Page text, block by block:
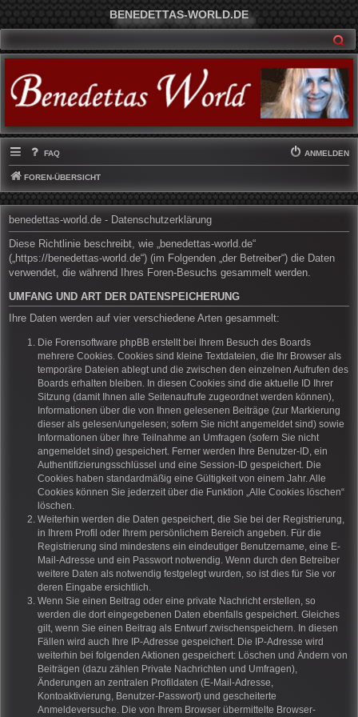
BENEDETTAS-WORLD.DE
FAQ ANMELDEN
FOREN-ÜBERSICHT
benedettas-world.de - Datenschutzerklärung
Diese Richtlinie beschreibt, wie „benedettas-world.de“
(„https://benedettas-world.de“) (im Folgenden „der Betreiber“) die Daten
verwendet, die während Ihres Foren-Besuchs gesammelt werden.
UMFANG UND ART DER DATENSPEICHERUNG
Ihre Daten werden auf vier verschiedene Arten gesammelt:
Die Forensoftware phpBB erstellt bei Ihrem Besuch des Boards
mehrere Cookies. Cookies sind kleine Textdateien, die Ihr Browser als
temporäre Dateien ablegt und die zwischen den einzelnen Aufrufen des
Boards erhalten bleiben. In diesen Cookies sind die aktuelle ID Ihrer
Sitzung (damit Ihnen alle Seitenaufrufe zugeordnet werden können),
Informationen über die von Ihnen gelesenen Beiträge (zur Markierung
dieser als gelesen/ungelesen; sofern Sie nicht angemeldet sind) sowie
Informationen über Ihre Teilnahme an Umfragen (sofern Sie nicht
angemeldet sind) gespeichert. Ferner werden Ihre Benutzer-ID, ein
Authentifizierungsschlüssel und eine Session-ID gespeichert. Die
Cookies haben standardmäßig eine Gültigkeit von einem Jahr. Alle
Cookies können Sie jederzeit über die Funktion „Alle Cookies löschen“
löschen.
Weiterhin werden die Daten gespeichert, die Sie bei der Registrierung,
in Ihrem Profil oder Ihrem persönlichem Bereich angeben. Für die
Registrierung sind mindestens ein eindeutiger Benutzername, eine E-
Mail-Adresse und ein Passwort notwendig. Wenn durch den Betreiber
weitere Daten als notwendig festgelegt wurden, so ist dies für Sie vor
deren Eingabe ersichtlich.
Wenn Sie einen Beitrag oder eine private Nachricht erstellen, so
werden die dort eingegebenen Daten ebenfalls gespeichert. Gleiches
gilt, wenn Sie einen Beitrag als Entwurf zwischenspeichern. In diesen
Fällen wird auch Ihre IP-Adresse gespeichert. Die IP-Adresse wird
weiterhin bei folgenden Aktionen gespeichert: Löschen und Ändern von
Beiträgen (dazu zählen Private Nachrichten und Umfragen),
Änderungen an zentralen Profildaten (E-Mail-Adresse,
Kontoaktivierung, Benutzer-Passwort) und gescheiterte
Anmeldeversuche. Die von Ihrem Browser übermittelte Browser-